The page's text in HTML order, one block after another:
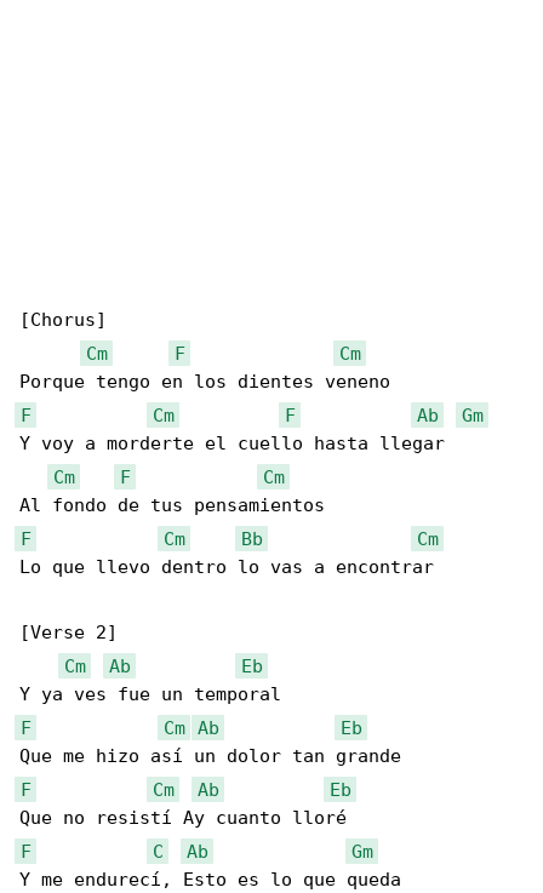
[Chorus]
Cm
F
Cm
F
Cm F Ab
Gm
Y voy a morderte el cuello hasta llegar
Cm
F
Cm
F
Cm Bb
Cm
Lo que llevo dentro lo vas a encontrar
[Verse 2]
Cm
Ab
Eb
F
Cm Ab
Eb
F
Cm Ab
Eb
F
C Ab
Gm
Y me endurecí, Esto es lo que queda